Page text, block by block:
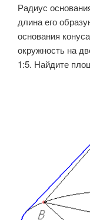
Радиус
длина его
основания
окружность на
1:5. Найдите